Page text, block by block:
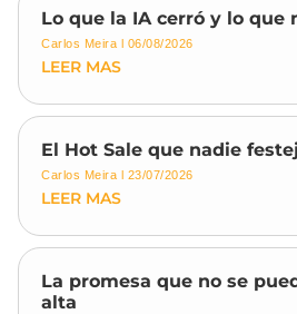
Lo que la IA cerró y lo que
Carlos Meira 06/08/2026
LEER MAS
El Hot Sale que nadie
Carlos Meira 23/07/2026
LEER MAS
La promesa que no se
alta